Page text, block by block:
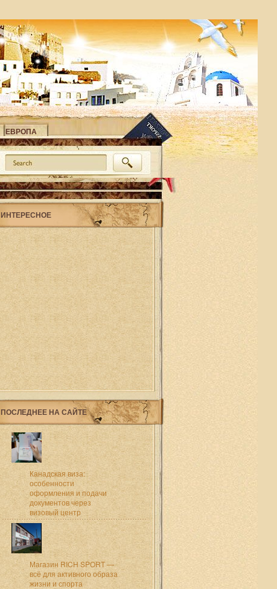
ЕВРОПА
ИНТЕРЕСНОЕ
ПОСЛЕДНЕЕ НА САЙТЕ
Канадская виза:
особенности
оформления и подачи
документов через
визовый центр
Магазин RICH SPORT —
всё для активного образа
жизни и спорта